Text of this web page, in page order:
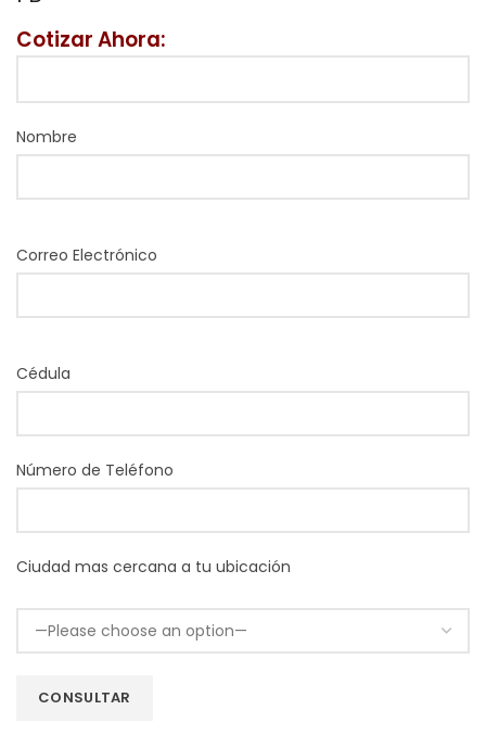
Cotizar Ahora:
Nombre
Correo Electrónico
Cédula
Número de Teléfono
Ciudad mas cercana a tu ubicación